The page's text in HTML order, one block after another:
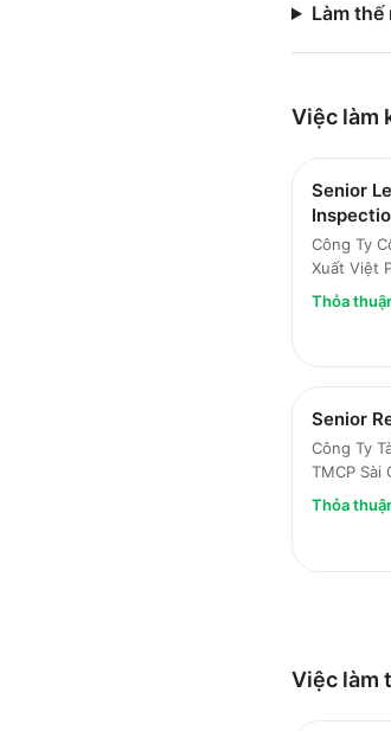
Làm
Việc làm
Senior
Công Ty
Xuất Việt
Thỏa
Senior
Công Ty
TMCP Sài
Thỏa
Việc làm